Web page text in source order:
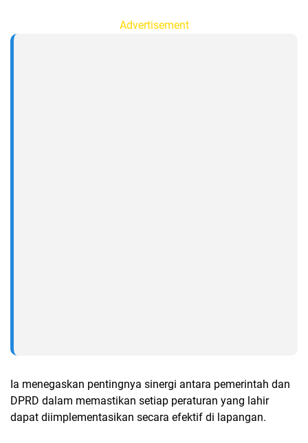
Advertisement
Ia menegaskan pentingnya sinergi antara pemerintah dan
DPRD dalam memastikan setiap peraturan yang lahir
dapat diimplementasikan secara efektif di lapangan.